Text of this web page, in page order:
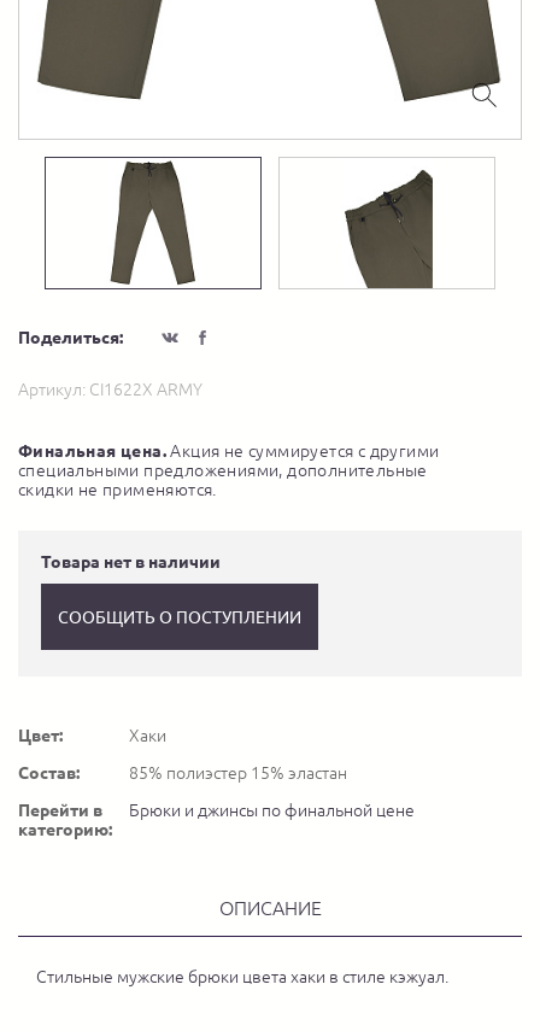
Поделиться:
Артикул: CI1622X ARMY
Финальная цена.Акция не суммируется с другими
специальными предложениями, дополнительные
скидки не применяются.
Товара нет в наличии
СООБЩИТЬ О ПОСТУПЛЕНИИ
Цвет:
Хаки
Состав:
85% полиэстер 15% эластан
Перейти в
категорию:
Брюки и джинсы по финальной цене
ОПИСАНИЕ
Стильные мужские брюки цвета хаки в стиле кэжуал.